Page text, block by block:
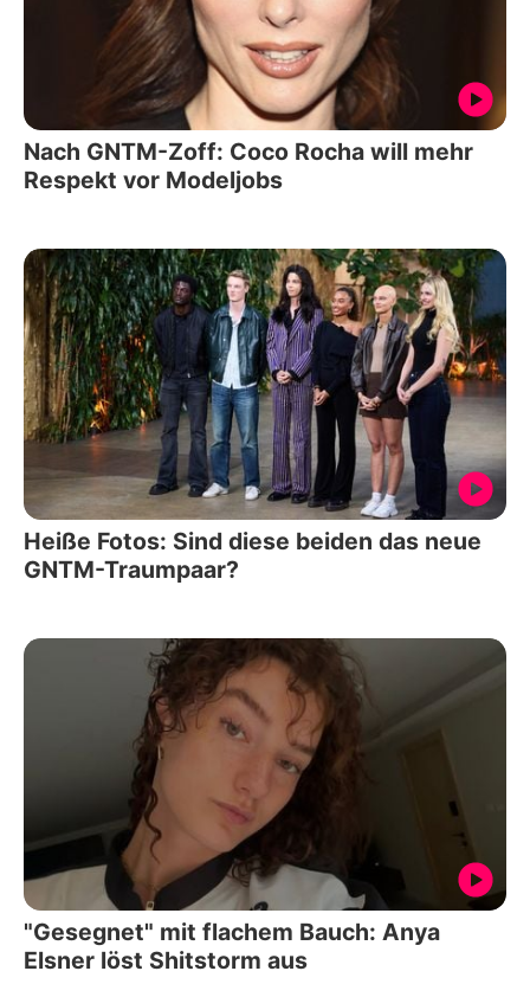
Nach GNTM-Zoff: Coco Rocha will mehr
Respekt vor Modeljobs
Heiße Fotos: Sind diese beiden das neue
GNTM-Traumpaar?
"Gesegnet" mit flachem Bauch: Anya
Elsner löst Shitstorm aus